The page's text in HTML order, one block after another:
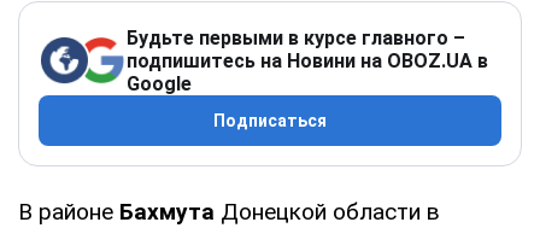
Будьте первыми в курсе главного –
подпишитесь на Новини на OBOZ.UA в
Google
Подписаться
В районе Бахмута Донецкой области в